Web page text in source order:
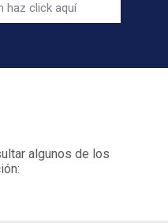
haz click aquí
algunos de los